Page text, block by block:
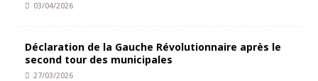
03/04/2026
Déclaration de la Gauche Révolutionnaire après le
second tour des municipales
27/03/2026